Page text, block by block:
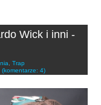
Wick i inni -
Trap
(komentarze: 4)